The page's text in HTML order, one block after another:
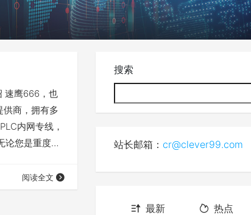
速鹰666，也
供商，拥有多
内网专线，
论您是重度视
而广受欢迎，
支持SSR，还
阅读全文
搜索
站长邮箱： cr@clever99.com
最新 热点